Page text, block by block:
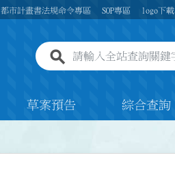
都市計畫書法規命令專區 SOP專區 logo下載
全站查詢關鍵字欄位
草案預告 綜合查詢